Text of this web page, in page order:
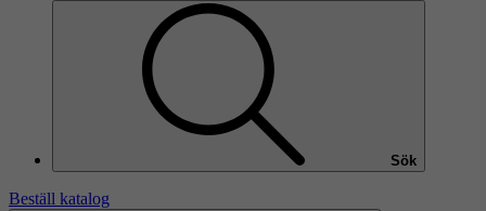
Sök
Beställ katalog